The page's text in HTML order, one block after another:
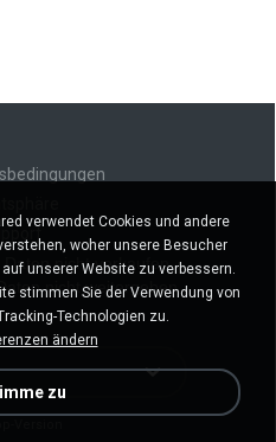
nicht verkaufen
nicht weitergeben
verwendet Cookies und andere
woher unsere Besucher
unserer Website zu verbessern.
stimmen Sie der Verwendung von
Technologien zu.
ändern
zu